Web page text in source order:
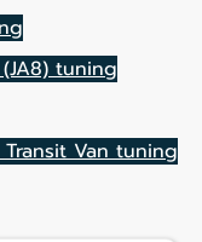
tuning
Van tuning